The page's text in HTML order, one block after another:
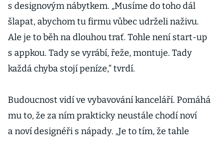
s designovým nábytkem. „Musíme do toho dál
šlapat, abychom tu firmu vůbec udrželi naživu.
Ale je to běh na dlouhou trať. Tohle není start-up
s appkou. Tady se vyrábí, řeže, montuje. Tady
každá chyba stojí peníze,“ tvrdí.
Budoucnost vidí ve vybavování kanceláří. Pomáhá
mu to, že za ním prakticky neustále chodí noví
a noví designéři s nápady. „Je to tím, že tahle